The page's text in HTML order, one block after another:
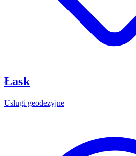
Łask
Usługi geodezyjne